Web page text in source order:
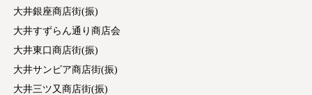
大井銀座商店街(振)
大井すずらん通り商店会
大井東口商店街(振)
大井サンピア商店街(振)
大井三ツ又商店街(振)